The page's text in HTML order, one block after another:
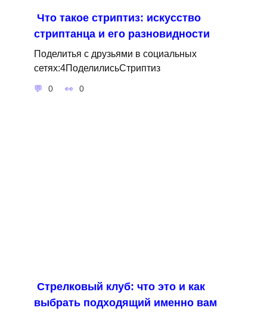
Что такое стриптиз: искусство
стриптанца и его разновидности
Поделитья с друзьями в социальных
сетях:4ПоделилисьСтриптиз
0 0
Стрелковый клуб: что это и как
выбрать подходящий именно вам